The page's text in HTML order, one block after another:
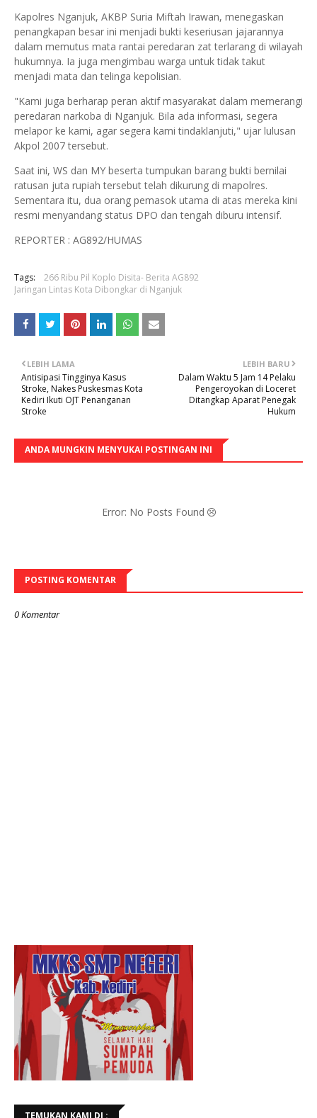
Kapolres Nganjuk, AKBP Suria Miftah Irawan, menegaskan
penangkapan besar ini menjadi bukti keseriusan jajarannya
dalam memutus mata rantai peredaran zat terlarang di wilayah
hukumnya. Ia juga mengimbau warga untuk tidak takut
menjadi mata dan telinga kepolisian.
"Kami juga berharap peran aktif masyarakat dalam memerangi
peredaran narkoba di Nganjuk. Bila ada informasi, segera
melapor ke kami, agar segera kami tindaklanjuti," ujar lulusan
Akpol 2007 tersebut.
Saat ini, WS dan MY beserta tumpukan barang bukti bernilai
ratusan juta rupiah tersebut telah dikurung di mapolres.
Sementara itu, dua orang pemasok utama di atas mereka kini
resmi menyandang status DPO dan tengah diburu intensif.
REPORTER : AG892/HUMAS
Tags:
266 Ribu Pil Koplo Disita- Berita AG892
Jaringan Lintas Kota Dibongkar di Nganjuk
LEBIH BARU
Dalam Waktu 5 Jam 14 Pelaku
Pengeroyokan di Loceret
Ditangkap Aparat Penegak
Hukum
LEBIH LAMA
Antisipasi Tingginya Kasus
Stroke, Nakes Puskesmas Kota
Kediri Ikuti OJT Penanganan
Stroke
ANDA MUNGKIN MENYUKAI POSTINGAN INI
Error: No Posts Found
POSTING KOMENTAR
0 Komentar